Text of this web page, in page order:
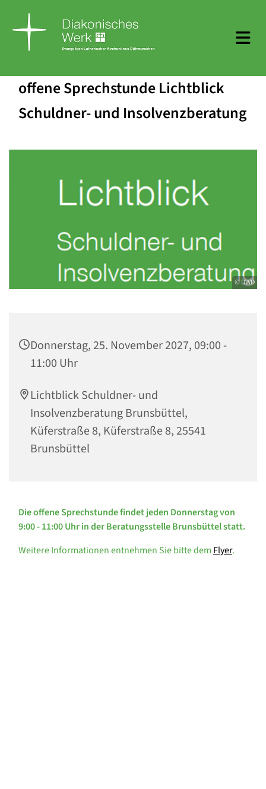
offene Sprechstunde Lichtblick
Schuldner- und Insolvenzberatung
© DWD
Donnerstag, 25. November 2027, 09:00 -
11:00 Uhr
Lichtblick Schuldner- und
Insolvenzberatung Brunsbüttel,
Küferstraße 8, Küferstraße 8, 25541
Brunsbüttel
Die offene Sprechstunde findet jeden Donnerstag von
9:00 - 11:00 Uhr in der Beratungsstelle Brunsbüttel statt.
Weitere Informationen entnehmen Sie bitte dem Flyer.